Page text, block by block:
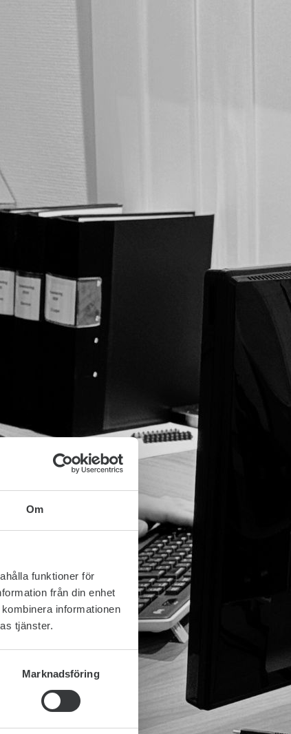
Om
funktioner för
från din enhet
informationen
tjänster.
Marknadsföring